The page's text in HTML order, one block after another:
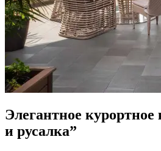
Элегантное
и русалка”